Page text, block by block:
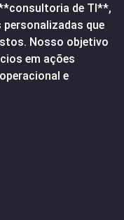
de TI**,
que
Nosso objetivo
em ações
e